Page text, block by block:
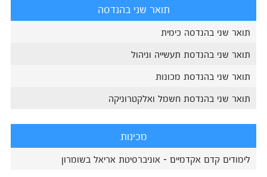
תואר שני בהנדסה
תואר שני בהנדסה כימית
תואר שני בהנדסת תעשייה וניהול
תואר שני בהנדסת מכונות
תואר שני בהנדסת חשמל ואלקטרוניקה
מכינות
לימודים קדם אקדמיים - אוניברסיטת אריאל בשומרון